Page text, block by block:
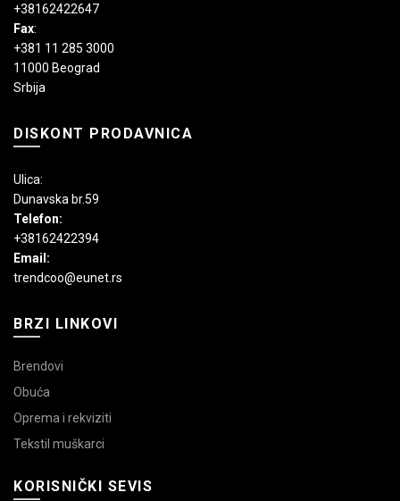
+38162422647
Fax:
+381 11 285 3000
11000 Beograd
Srbija
DISKONT PRODAVNICA
Ulica:
Dunavska br.59
Telefon:
+38162422394
Email:
trendcoo@eunet.rs
BRZI LINKOVI
Brendovi
Obuća
Oprema i rekviziti
Tekstil muškarci
KORISNIČKI SEVIS